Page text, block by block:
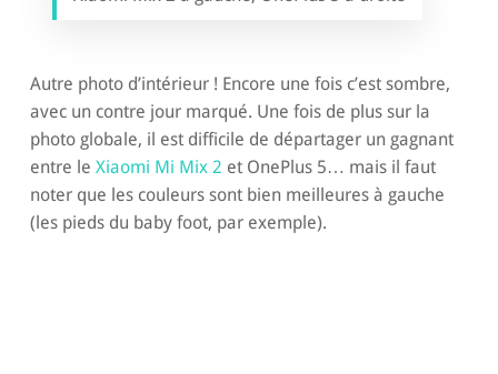
Autre photo d’intérieur ! Encore une fois c’est sombre,
avec un contre jour marqué. Une fois de plus sur la
photo globale, il est difficile de départager un gagnant
entre le Xiaomi Mi Mix 2 et OnePlus 5… mais il faut
noter que les couleurs sont bien meilleures à gauche
(les pieds du baby foot, par exemple).